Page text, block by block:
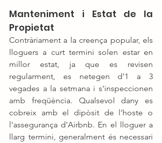
Manteniment i Estat de la
Propietat
Contràriament a la creença popular, els
lloguers a curt termini solen estar en
millor estat, ja que es revisen
regularment, es netegen d'1 a 3
vegades a la setmana i s'inspeccionen
amb freqüència. Qualsevol dany es
cobreix amb el dipòsit de l'hoste o
l'assegurança d'Airbnb. En el lloguer a
llarg termini, generalment és necessari